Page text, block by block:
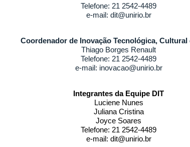
Telefone: 21 2542-4489
e-mail: dit@unirio.br
Coordenador de Inovação Tecnológica, Cultural
Thiago Borges Renault
Telefone: 21 2542-4489
e-mail: inovacao@unirio.br
Integrantes da Equipe DIT
Luciene Nunes
Juliana Cristina
Joyce Soares
Telefone: 21 2542-4489
e-mail: dit@unirio.br